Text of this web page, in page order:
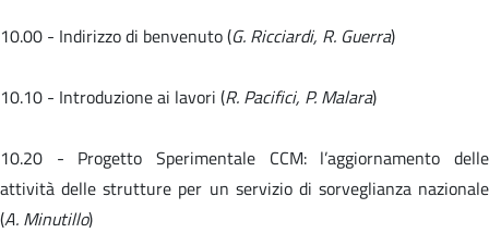
10.00 - Indirizzo di benvenuto (G. Ricciardi, R. Guerra)
10.10 - Introduzione ai lavori (R. Pacifici, P. Malara)
10.20 - Progetto Sperimentale CCM: l’aggiornamento delle
attività delle strutture per un servizio di sorveglianza nazionale
(A. Minutillo)